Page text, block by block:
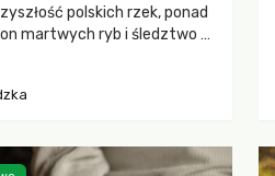
polskich rzek, ponad
martwych ryb i śledztwo z
by prace modernizacyjne
śmierci rzeki.